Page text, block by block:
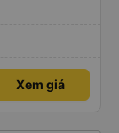
Xem giá